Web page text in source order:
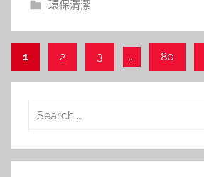
環保清潔
文
章
1 2 3 ... 80
Search